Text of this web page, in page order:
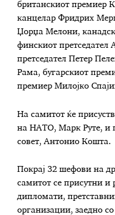
британскиот премиер
канцелар Фридрих
Џорџа Мелони,
финскиот претседател
претседател Петер
Рама, бугарскиот
премиер Милојко
На самитот ќе
на НАТО, Марк Руте, и
совет, Антонио Кошта.
Покрај 32 шефови на
самитот се присутни и
дипломати,
организации, заедно